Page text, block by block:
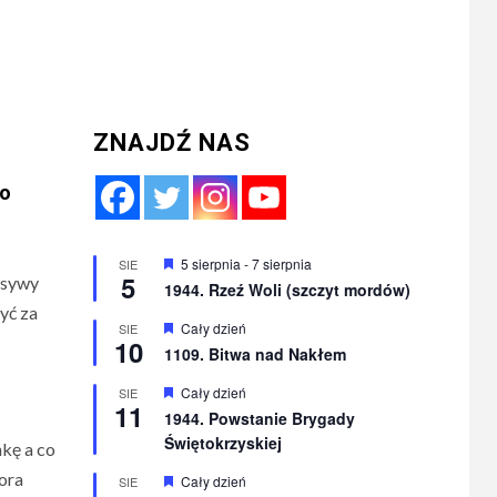
za
a co
ZNAJDŹ NAS
SIE
5
Wyróżnione
5 sierpnia -7 sierpnia
1944. Rzeź Woli (szczyt mordów)
SIE
10
Wyróżnione
Cały dzień
1109. Bitwa nad Nakłem
SIE
11
Wyróżnione
Cały dzień
1944. Powstanie Brygady
Świętokrzyskiej
SIE Wyróżnione
Cały dzień